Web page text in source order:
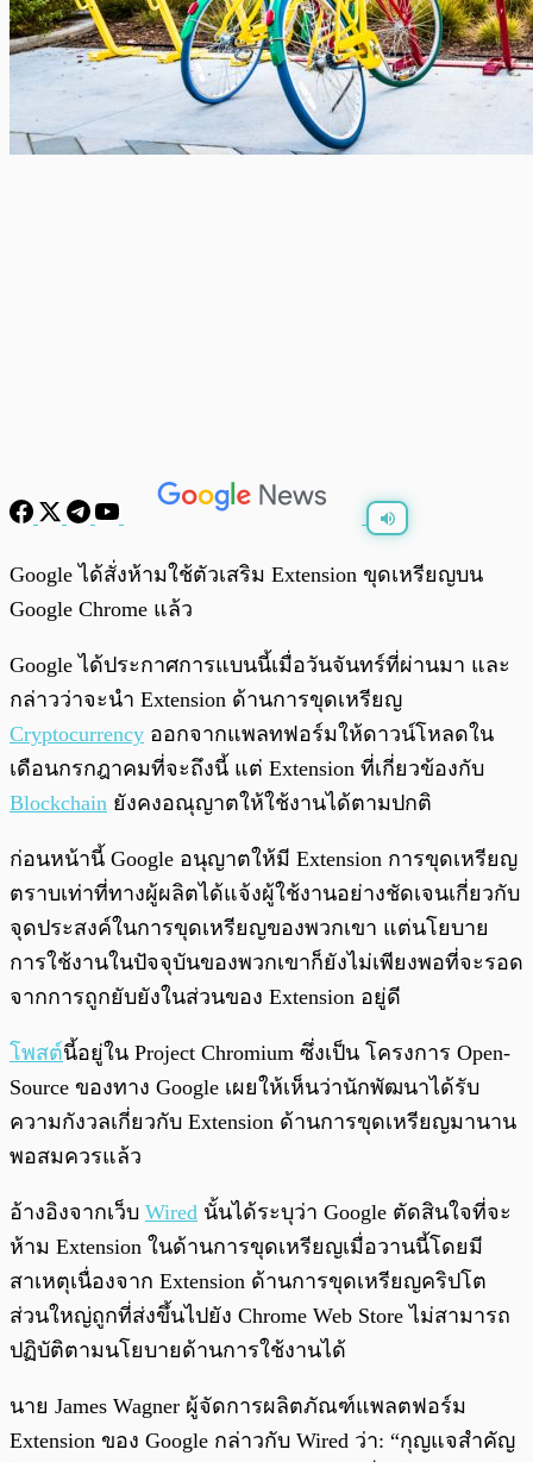
พร้อมเล่น 0:00
Google ได้สั่งห้ามใช้ตัวเสริม Extension ขุดเหรียญบน
Google Chrome แล้ว
Google ได้ประกาศการแบนนี้เมื่อวันจันทร์ที่ผ่านมา และ
กล่าวว่าจะนำ Extension ด้านการขุดเหรียญ
Cryptocurrency ออกจากแพลทฟอร์มให้ดาวน์โหลดใน
เดือนกรกฎาคมที่จะถึงนี้ แต่ Extension ที่เกี่ยวข้องกับ
Blockchain ยังคงอณุญาตให้ใช้งานได้ตามปกติ
ก่อนหน้านี้ Google อนุญาตให้มี Extension การขุดเหรียญ
ตราบเท่าที่ทางผู้ผลิตได้แจ้งผู้ใช้งานอย่างชัดเจนเกี่ยวกับ
จุดประสงค์ในการขุดเหรียญของพวกเขา แต่นโยบาย
การใช้งานในปัจจุบันของพวกเขาก็ยังไม่เพียงพอที่จะรอด
จากการถูกยับยังในส่วนของ Extension อยู่ดี
โพสต์นี้อยู่ใน Project Chromium ซึ่งเป็น โครงการ Open-
Source ของทาง Google เผยให้เห็นว่านักพัฒนาได้รับ
ความกังวลเกี่ยวกับ Extension ด้านการขุดเหรียญมานาน
พอสมควรแล้ว
อ้างอิงจากเว็บ Wired นั้นได้ระบุว่า Google ตัดสินใจที่จะ
ห้าม Extension ในด้านการขุดเหรียญเมื่อวานนี้โดยมี
สาเหตุเนื่องจาก Extension ด้านการขุดเหรียญคริปโต
ส่วนใหญ่ถูกที่ส่งขึ้นไปยัง Chrome Web Store ไม่สามารถ
ปฏิบัติตามนโยบายด้านการใช้งานได้
นาย James Wagner ผู้จัดการผลิตภัณฑ์แพลตฟอร์ม
Extension ของ Google กล่าวกับ Wired ว่า: “กุญแจสำคัญ